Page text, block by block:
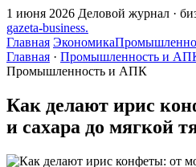
1 июня 2026 Деловой журнал ·
gazeta-business.
Главная Экономика
Главная · Промышленность и
Промышленность и АПК
Как делают ирис
и сахара до мягкой